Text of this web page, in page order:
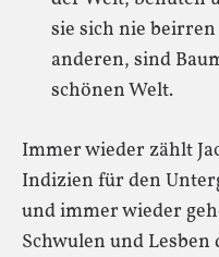
sie sich nie
anderen, sind
schönen Welt.
Immer wieder zählt
Indizien für den
und immer wieder
Schwulen und Lesben